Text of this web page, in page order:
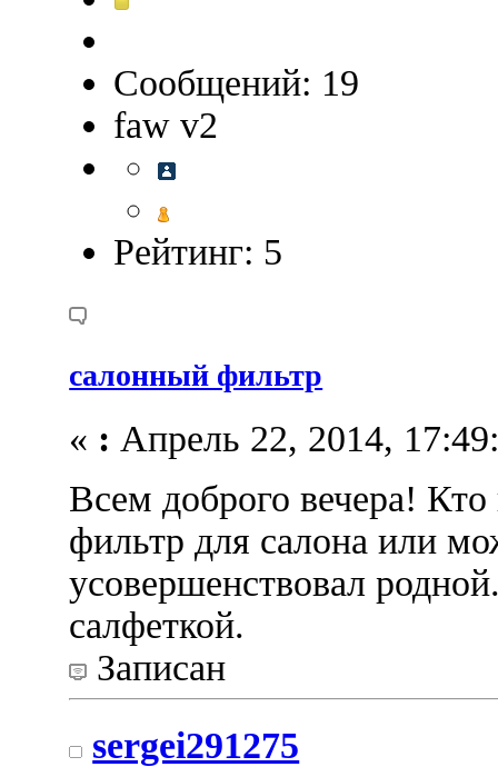
Сообщений: 19
faw v2
Рейтинг: 5
салонный фильтр
« : Апрель 22, 2014,
Всем доброго вечера!
фильтр для салона или
усовершенствовал
салфеткой.
Записан
sergei291275